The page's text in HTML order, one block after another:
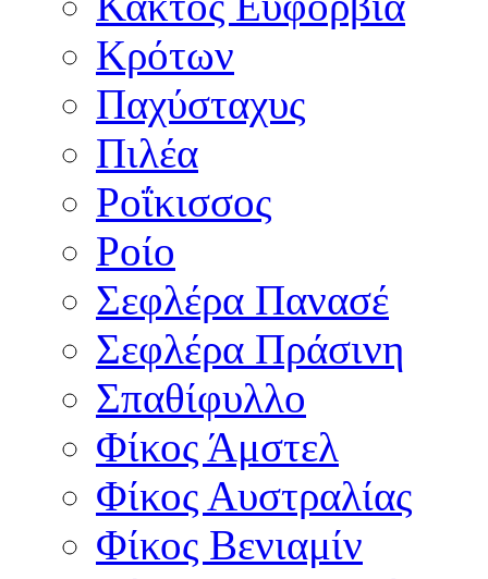
Κρότων
Παχύσταχυς
Πιλέα
Ροΐκισσος
Ροίο
Σεφλέρα Πανασέ
Σεφλέρα Πράσινη
Σπαθίφυλλο
Φίκος Άμστελ
Φίκος Αυστραλίας
Φίκος Βενιαμίν